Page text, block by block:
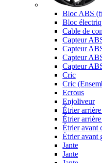
Bloc ABS
Bloc
Cable de
Capteur
Capteur
Capteur
Capteur
Cric
Cric
Ecrous
Enjoliveur
Étrier
Étrier
Étrier avant
Étrier avant
Jante
Jante